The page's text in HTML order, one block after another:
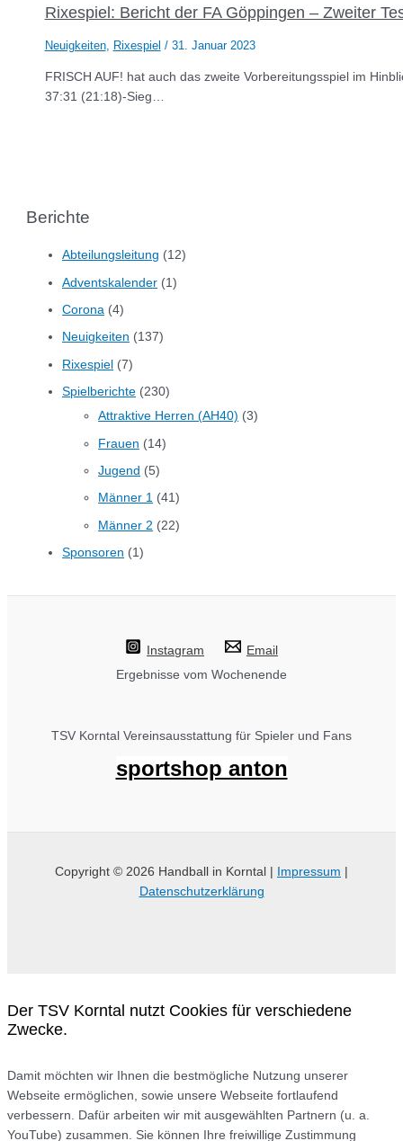
Rixespiel: Bericht der FA Göppingen – Zweiter
Neuigkeiten, Rixespiel / 31. Januar 2023
FRISCH AUF! hat auch das zweite Vorbereitungsspiel im
37:31 (21:18)-Sieg…
Berichte
Abteilungsleitung (12)
Adventskalender (1)
Corona (4)
Neuigkeiten (137)
Rixespiel (7)
Spielberichte (230)
Attraktive Herren (AH40) (3)
Frauen (14)
Jugend (5)
Männer 1 (41)
Männer 2 (22)
Sponsoren (1)
Instagram
Email
Ergebnisse vom Wochenende
TSV Korntal Vereinsausstattung für Spieler und Fans
sportshop anton
Copyright © 2026 Handball in Korntal | Impressum
Datenschutzerklärung
Der TSV Korntal nutzt Cookies für verschiedene
Zwecke.
Damit möchten wir Ihnen die bestmögliche Nutzung unserer
Webseite ermöglichen, sowie unsere Webseite fortlaufend
verbessern. Dafür arbeiten wir mit ausgewählten Partnern (u. a.
YouTube) zusammen. Sie können Ihre freiwillige Zustimmung